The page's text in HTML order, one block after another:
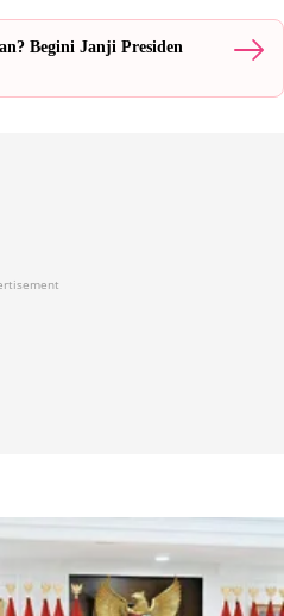
Begini Janji Presiden